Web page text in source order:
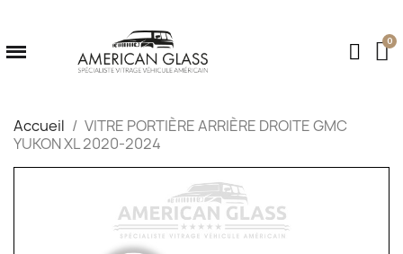
Accueil
VITRE PORTIÈRE ARRIÈRE DROITE GMC
YUKON XL 2020-2024